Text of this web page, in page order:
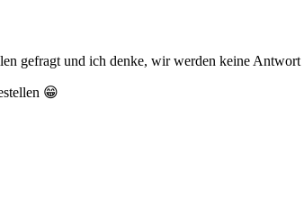
gefragt und ich denke, wir werden keine
😁